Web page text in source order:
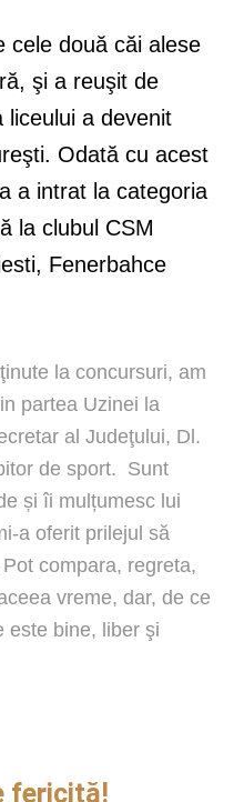
cele două căi alese
şi a reuşit de
liceului a devenit
Odată cu acest
a intrat la categoria
la clubul CSM
Fenerbahce
la concursuri, am
partea Uzinei la
al Judeţului, Dl.
de sport. Sunt
și îi mulțumesc lui
a oferit prilejul să
compara, regreta,
vreme, dar, de ce
este bine, liber şi
fericită!